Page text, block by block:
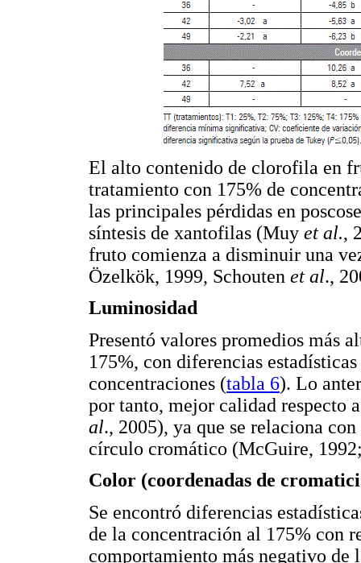
El alto contenido de clorofila en
tratamiento con 175% de
las principales pérdidas en
síntesis de xantofilas (Muy et al.,
fruto comienza a disminuir una
Özelkök, 1999, Schouten et al.,
Luminosidad
Presentó valores promedios más
175%, con diferencias
concentraciones (tabla 6). Lo
por tanto, mejor calidad respecto
al., 2005), ya que se relaciona
círculo cromático (McGuire,
Color (coordenadas de
Se encontró diferencias
de la concentración al 175% con
comportamiento más negativo de